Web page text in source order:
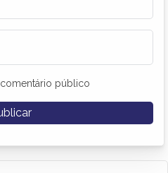
público